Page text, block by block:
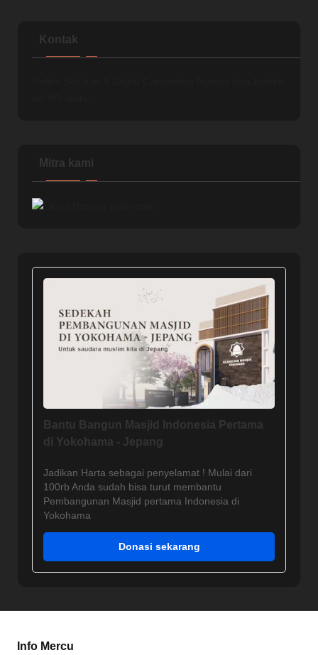
Kontak
Mitra kami
Bantu Bangun Masjid Indonesia Pertama
di Yokohama - Jepang
Jadikan Harta sebagai penyelamat ! Mulai dari
100rb Anda sudah bisa turut membantu
Pembangunan Masjid pertama Indonesia di
Yokohama
Donasi sekarang
Info Mercu